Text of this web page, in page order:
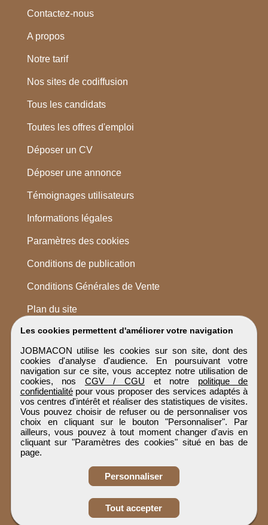
Obtenir ses
coordonnées
Les cookies permettent d'améliorer votre navigation
JOBMACON utilise les cookies sur son site, dont des
cookies d'analyse d'audience. En poursuivant votre
navigation sur ce site, vous acceptez notre utilisation de
cookies, nos CGV / CGU et notre politique de
confidentialitépour vous proposer des services adaptés à
vos centres d'intérêt et réaliser des statistiques de visites.
Vous pouvez choisir de refuser ou de personnaliser vos
choix en cliquant sur le bouton "Personnaliser". Par
ailleurs, vous pouvez à tout moment changer d'avis en
cliquant sur "Paramètres des cookies" situé en bas de
page.
Personnaliser
Tout accepter
Contactez-nous
A propos
Notre tarif
Nos sites de codiffusion
Tous les candidats
Toutes les offres d'emploi
Déposer un CV
Déposer une annonce
Témoignages utilisateurs
Informations légales
Paramètres des cookies
Conditions de publication
Conditions Générales de Vente
Plan du site
JOBMACON